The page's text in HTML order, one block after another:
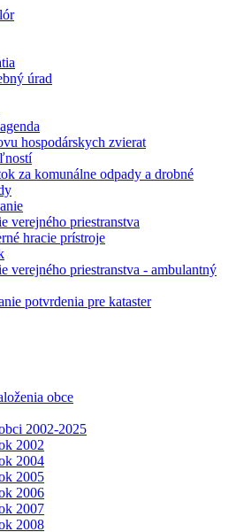
úrad
hospodárskych zvierat
za komunálne odpady a drobné
verejného priestranstva
hracie prístroje
verejného priestranstva - ambulantný
potvrdenia pre kataster
obce
2002-2025
2002
2004
2005
2006
2007
2008